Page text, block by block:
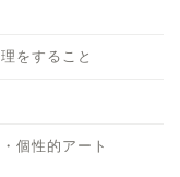
をすること
個性的アート